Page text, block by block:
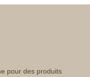
pour des produits